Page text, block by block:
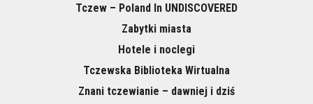
Tczew – Poland In UNDISCOVERED
Zabytki miasta
Hotele i noclegi
Tczewska Biblioteka Wirtualna
Znani tczewianie – dawniej i dziś